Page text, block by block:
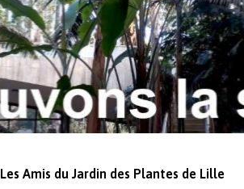
Les Amis du Jardin des Plantes de Lille